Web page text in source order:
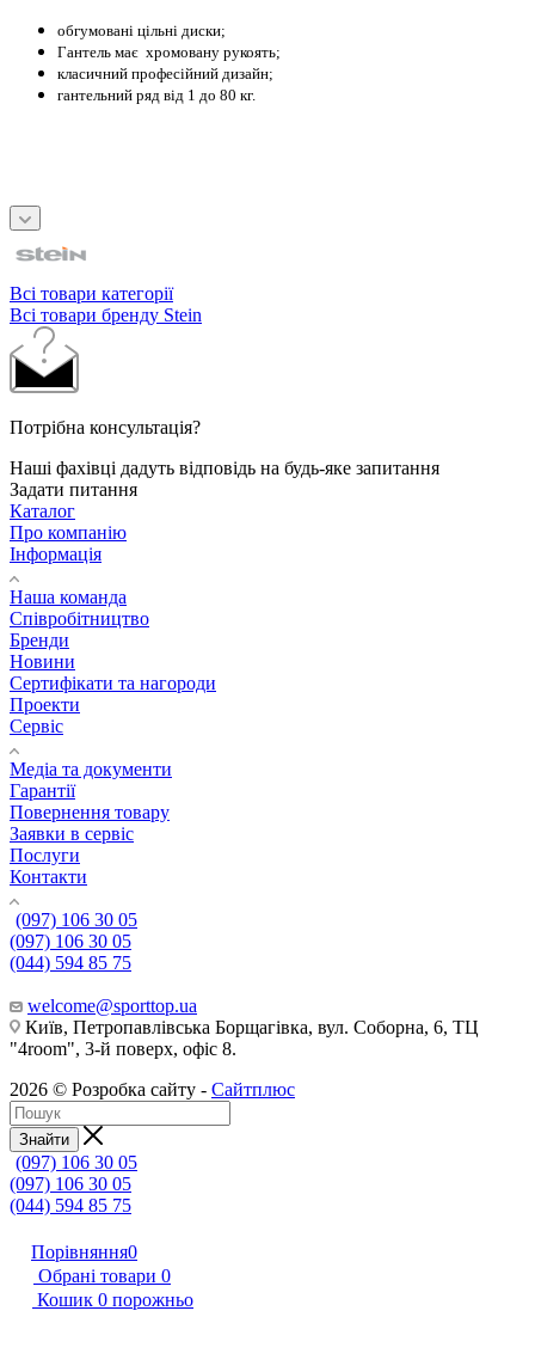
обгумовані цільні диски;
Гантель має хромовану рукоять;
класичний професійний дизайн;
гантельний ряд від 1 до 80 кг.
Всі товари категорії
Всі товари бренду Stein
Потрібна консультація?
Наші фахівці дадуть відповідь на будь-яке запитання
Задати питання
Каталог
Про компанію
Інформація
Наша команда
Співробітництво
Бренди
Новини
Сертифікати та нагороди
Проекти
Сервіс
Медіа та документи
Гарантії
Повернення товару
Заявки в сервіс
Послуги
Контакти
(097) 106 30 05
(097) 106 30 05
(044) 594 85 75
welcome@sporttop.ua
Київ, Петропавлівська Борщагівка, вул. Соборна, 6, ТЦ
"4room", 3-й поверх, офіс 8.
2026 © Розробка сайту - Сайтплюс
Знайти
(097) 106 30 05
(097) 106 30 05
(044) 594 85 75
Порівняння0
Обрані товари 0
Кошик 0 порожньо